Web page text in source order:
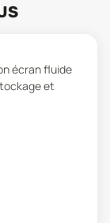
écran fluide
et